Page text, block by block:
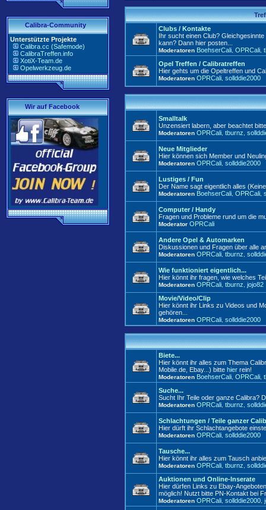
Calibra-Community
Unterstützte Projekte
Calibra.cc (Safemode)
CalibraTreffen.info
XotiX-Team.de
Opelwerkzeug.de
Wir auf Facebook
Clubs / Kontakte
Ihr sucht einen Club?
kann? Dann hier posten...
Moderatoren BoehserCali OPRCali
Opel Treffen / Calibratreffen
Hier gehts um die Opeltreffen und
Moderatoren OPRCali sollddie2000
Smalltalk
Unzensiert labern, aber beachtet
Moderatoren OPRCali tburnz
Neue Mitglieder
Hier können sich Member und
Moderatoren OPRCali sollddie2000
Lustiges / Fun
Der Name sagt eigentlich alles
Moderatoren BoehserCali OPRCali
Computer / Handy
Fragen und Probleme rund um die
Moderator OPRCali
Andere Opel & Automarken
Diskussionen und Fragen über alle
Moderatoren OPRCali tburnz
Wie funktioniert eigentlich...
Hier könnt ihr fragen, wie welches
Moderatoren OPRCali tburnz jojo82
Movie/Video/Clip
Hier könnt ihr Links zu Videos und
gehören...
Moderatoren OPRCali sollddie2000
Biete...
Hier könnt ihr alles zum Thema
Mobile.de, Ebay...) bitte hier rein!
Moderatoren BoehserCali OPRCali
Suche...
Sucht Ihr Teile oder ganze Calibra?
Moderatoren OPRCali tburnz
Schlachtungen / Teile ganzer
Hier dürft ihr Schlachtangebote
Moderatoren OPRCali sollddie2000
Tausche...
Hier könnt ihr alles zum Tausch
Moderatoren OPRCali tburnz
Auktionen und Online-Inserate
Hier dürfen Links zu Ebay-
möglich! Nutzt bitte PN-Kontakt bei
Moderatoren OPRCali sollddie2000